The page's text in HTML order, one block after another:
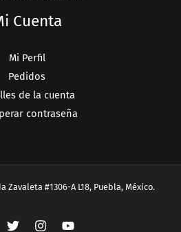
Cuenta
Mi Perfil
Pedidos
de la cuenta
contraseña
Zavaleta #1306-A L18, Puebla, México.